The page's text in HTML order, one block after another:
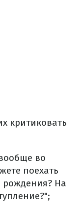
критиковать
во
поехать
рождения? На